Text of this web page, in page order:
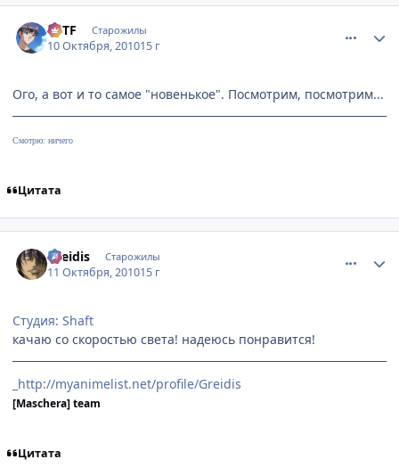
BTTF Старожилы
10 Октября, 201015 г
Ого, а вот и то самое "новенькое". Посмотрим, посмотрим...
Смотрю: ничего
Цитата
Greidis Старожилы
11 Октября, 201015 г
Студия: Shaft
качаю со скоростью света! надеюсь понравится!
_http://myanimelist.net/profile/Greidis
[Maschera] team
Цитата